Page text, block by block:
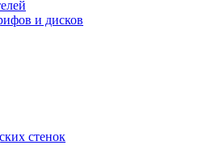
и дисков
стенок